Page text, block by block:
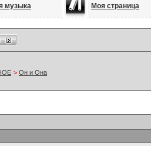
музыка Моя страница
> Он и Она